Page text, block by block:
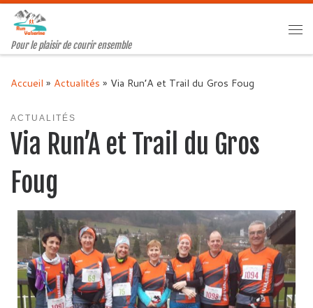
Passer au contenu
Pour le plaisir de courir ensemble
Accueil » Actualités » Via Run’A et Trail du Gros Foug
ACTUALITÉS
Via Run’A et Trail du Gros
Foug